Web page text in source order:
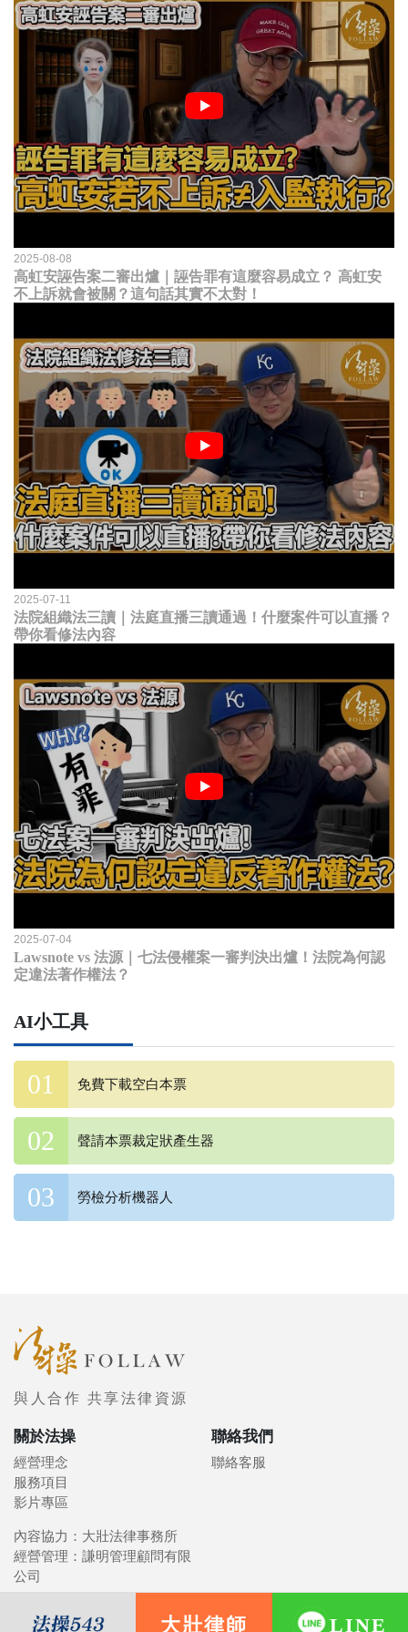
2025-08-08
高虹安誣告案二審出爐｜誣告罪有這麼容易成立？ 高虹安
不上訴就會被關？這句話其實不太對！
2025-07-11
法院組織法三讀｜法庭直播三讀通過！什麼案件可以直播？
帶你看修法內容
2025-07-04
Lawsnote vs 法源｜七法侵權案一審判決出爐！法院為何認
定違法著作權法？
AI小工具
免費下載空白本票
聲請本票裁定狀產生器
勞檢分析機器人
與人合作 共享法律資源
關於法操
經營理念
服務項目
影片專區
聯絡我們
聯絡客服
內容協力：大壯法律事務所
經營管理：謙明管理顧問有限
公司
大壯律師 LINE